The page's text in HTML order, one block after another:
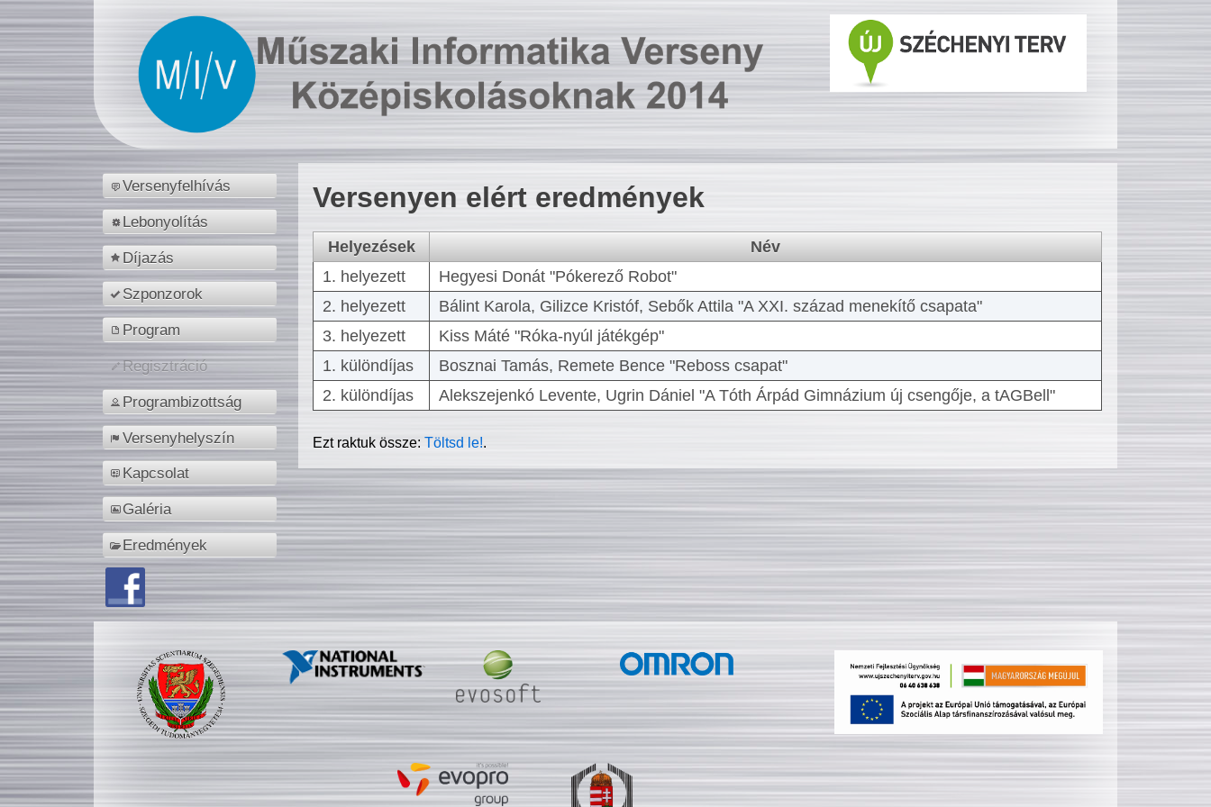
Versenyfelhívás
Lebonyolítás
Díjazás
Szponzorok
Program
Regisztráció
Programbizottság
Versenyhelyszín
Kapcsolat
Galéria
Eredmények
Versenyen elért eredmények
Helyezések
Név
1. helyezett
Hegyesi Donát "Pókerező Robot"
2. helyezett
Bálint Karola, Gilizce Kristóf, Sebők Attila "A XXI. század menekítő csapata"
3. helyezett
Kiss Máté "Róka-nyúl játékgép"
1. különdíjas
Bosznai Tamás, Remete Bence "Reboss csapat"
2. különdíjas
Alekszejenkó Levente, Ugrin Dániel "A Tóth Árpád Gimnázium új csengője, a tAGBell"
Ezt raktuk össze:Töltsd le!.